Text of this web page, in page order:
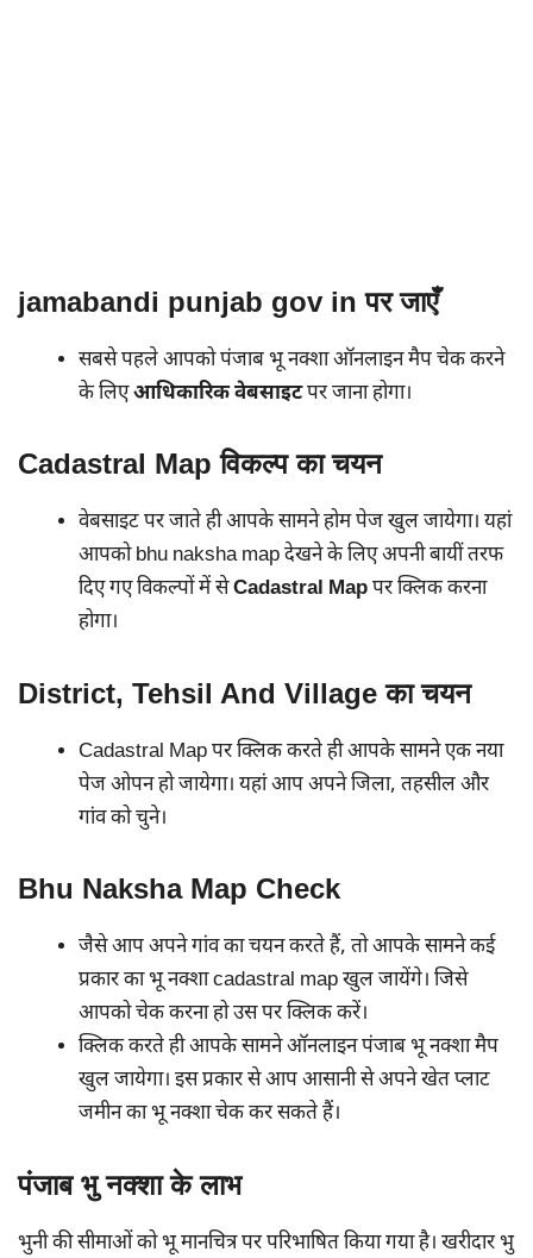
jamabandi punjab gov in पर जाएँ
सबसे पहले आपको पंजाब भू नक्शा ऑनलाइन मैप चेक करने
के लिएआधिकारिक वेबसाइटपर जाना होगा।
Cadastral Map विकल्प का चयन
वेबसाइट पर जाते ही आपके सामने होम पेज खुल जायेगा। यहां
आपको bhu naksha map देखने के लिए अपनी बायीं तरफ
दिए गए विकल्पों में सेCadastral Mapपर क्लिक करना
होगा।
District, Tehsil And Village का चयन
Cadastral Map पर क्लिक करते ही आपके सामने एक नया
पेज ओपन हो जायेगा। यहां आप अपने जिला, तहसील और
गांव को चुने।
Bhu Naksha Map Check
जैसे आप अपने गांव का चयन करते हैं, तो आपके सामने कई
प्रकार का भू नक्शा cadastral map खुल जायेंगे। जिसे
आपको चेक करना हो उस पर क्लिक करें।
क्लिक करते ही आपके सामने ऑनलाइन पंजाब भू नक्शा मैप
खुल जायेगा। इस प्रकार से आप आसानी से अपने खेत प्लाट
जमीन का भू नक्शा चेक कर सकते हैं।
पंजाब भु नक्शा के लाभ
भुनी की सीमाओं को भू मानचित्र पर परिभाषित किया गया है। खरीदार भु